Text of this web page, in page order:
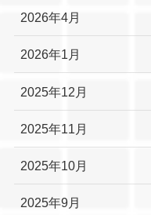
2026年4月
2026年1月
2025年12月
2025年11月
2025年10月
2025年9月